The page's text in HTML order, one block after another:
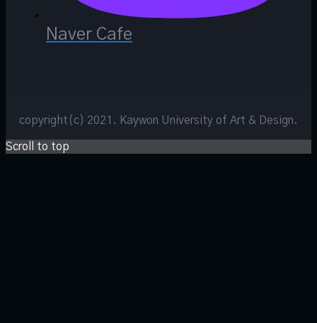
Naver Cafe
copyright(c) 2021. Kaywon University of Art & Design.
Scroll to top